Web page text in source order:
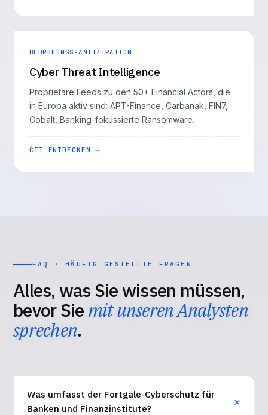
BEDROHUNGS-ANTIZIPATION
Cyber Threat Intelligence
Proprietäre Feeds zu den 50+ Financial Actors, die
in Europa aktiv sind: APT-Finance, Carbanak, FIN7,
Cobalt, Banking-fokussierte Ransomware.
CTI ENTDECKEN →
FAQ · HÄUFIG GESTELLTE FRAGEN
Alles, was Sie wissen müssen,
bevor Sie mit unseren Analysten
sprechen.
Was umfasst der Fortgale-Cyberschutz für
Banken und Finanzinstitute?